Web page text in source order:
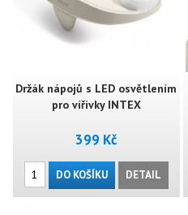
Držák nápojů s LED osvětlením
pro vířivky INTEX
399 Kč
DO KOŠÍKU DETAIL